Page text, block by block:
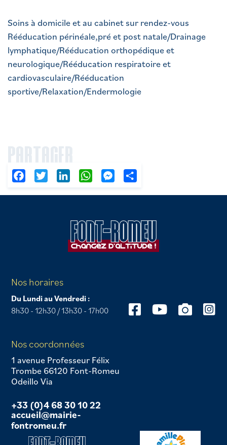
Soins à domicile et au cabinet sur rendez-vous
Rééducation périnéale,pré et post natale/Drainage
lymphatique/Rééducation orthopédique et
neurologique/Rééducation respiratoire et
cardiovasculaire/Rééducation
sportive/Relaxation/Endermologie
PARTAGER
FacebookTwitter LinkedIn WhatsAppMessenger
Nos horaires
Du Lundi au Vendredi :
8h30 - 12h30 / 13h30 - 17h00
Nos coordonnées
1 avenue Professeur Félix
Trombe 66120 Font-Romeu
Odeillo Via
+33 (0)4 68 30 10 22
accueil@mairie-
fontromeu.fr